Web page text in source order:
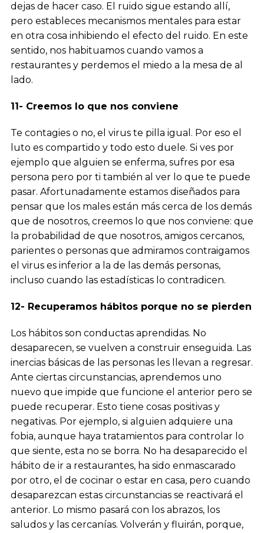
dejas de hacer caso. El ruido sigue estando allí,
pero estableces mecanismos mentales para estar
en otra cosa inhibiendo el efecto del ruido. En este
sentido, nos habituamos cuando vamos a
restaurantes y perdemos el miedo a la mesa de al
lado.
11- Creemos lo que nos conviene
Te contagies o no, el virus te pilla igual. Por eso el
luto es compartido y todo esto duele. Si ves por
ejemplo que alguien se enferma, sufres por esa
persona pero por ti también al ver lo que te puede
pasar. Afortunadamente estamos diseñados para
pensar que los males están más cerca de los demás
que de nosotros, creemos lo que nos conviene: que
la probabilidad de que nosotros, amigos cercanos,
parientes o personas que admiramos contraigamos
el virus es inferior a la de las demás personas,
incluso cuando las estadísticas lo contradicen.
12- Recuperamos hábitos porque no se pierden
Los hábitos son conductas aprendidas. No
desaparecen, se vuelven a construir enseguida. Las
inercias básicas de las personas les llevan a regresar.
Ante ciertas circunstancias, aprendemos uno
nuevo que impide que funcione el anterior pero se
puede recuperar. Esto tiene cosas positivas y
negativas. Por ejemplo, si alguien adquiere una
fobia, aunque haya tratamientos para controlar lo
que siente, esta no se borra. No ha desaparecido el
hábito de ir a restaurantes, ha sido enmascarado
por otro, el de cocinar o estar en casa, pero cuando
desaparezcan estas circunstancias se reactivará el
anterior. Lo mismo pasará con los abrazos, los
saludos y las cercanías. Volverán y fluirán, porque,